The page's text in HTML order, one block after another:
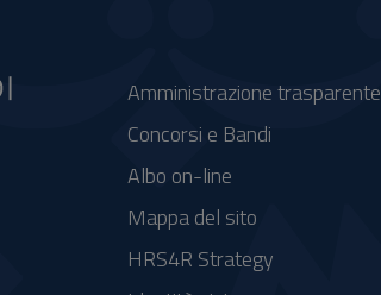
Amministrazione trasparente
Concorsi e Bandi
Albo on-line
Mappa del sito
HRS4R Strategy